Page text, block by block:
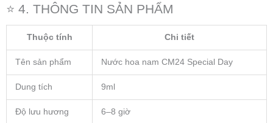
⭐ 4. THÔNG TIN SẢN PHẨM
Thuộc tính Chi tiết
Tên sản phẩm Nước hoa nam CM24 Special Day
Dung tích 9ml
Độ lưu hương 6–8 giờ